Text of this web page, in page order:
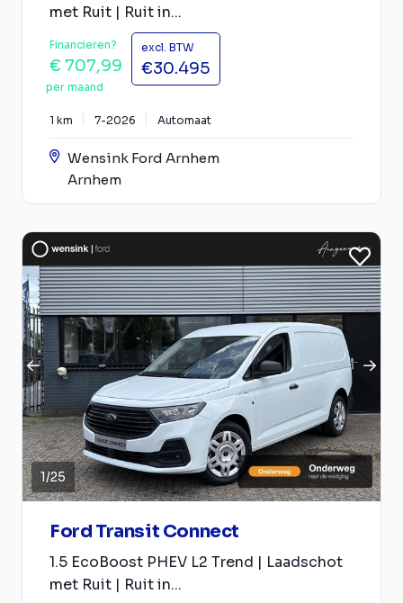
met Ruit | Ruit in...
Financieren?
€ 707,99
per maand
excl. BTW
€30.495
1 km 7-2026 Automaat
Wensink Ford Arnhem
Arnhem
1/25
Ford Transit Connect
1.5 EcoBoost PHEV L2 Trend | Laadschot
met Ruit | Ruit in...